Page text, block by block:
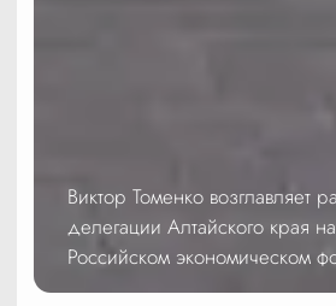
Виктор Томенко возглавляет
делегации Алтайского края
Российском экономическом